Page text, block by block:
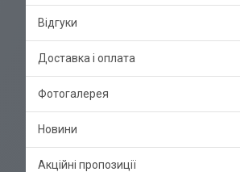
Відгуки
Доставка і оплата
Фотогалерея
Новини
Акційні пропозиції